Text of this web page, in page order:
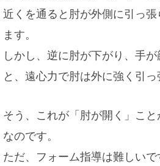
近くを通ると肘が外側に引っ
ます。
しかし、逆に肘が下がり、手
と、遠心力で肘は外に強く引っ
そう、これが「肘が開く」こ
なのです。
ただ、フォーム指導は難しい